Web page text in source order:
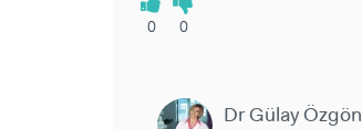
0 0
Dr Gülay Özgön